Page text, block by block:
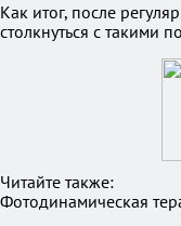
Как итог, после
столкнуться с такими
Читайте также:
Фотодинамическая